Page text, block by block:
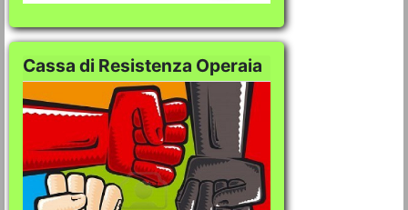
Cassa di Resistenza Operaia